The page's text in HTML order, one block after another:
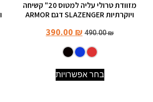
מזוודת טרולי עליה למטוס 20" קשיחה
ויוקרתיות SLAZENGER דגם ARMOR
490.00₪
390.00 ₪
בחר אפשרויות